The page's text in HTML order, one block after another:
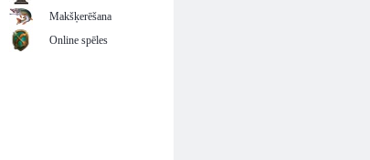
Makšķerēšana
Online spēles